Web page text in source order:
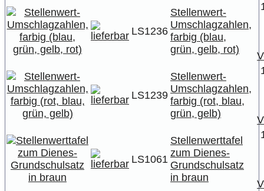
LS1236
Stellenwert-
Umschlagzahlen,
farbig (blau,
grün, gelb, rot)
LS1239
Stellenwert-
Umschlagzahlen,
farbig (rot, blau,
grün, gelb)
LS1061
Stellenwerttafel
zum Dienes-
Grundschulsatz
in braun